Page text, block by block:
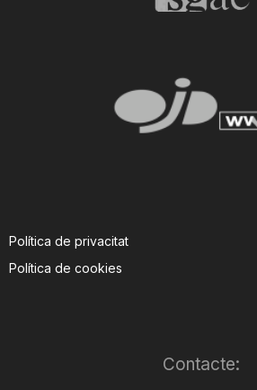
Política de privacitat
Política de cookies
Contacte: